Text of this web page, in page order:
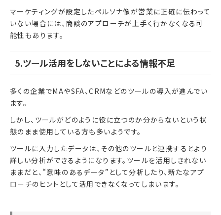
マーケティングが設定したペルソナ像が営業に正確に伝わって
いない場合には、商談のアプローチが上手く行かなくなる可
能性もあります。
5.ツール活用をしないことによる情報不足
多くの企業でMAやSFA、CRMなどのツールの導入が進んでい
ます。
しかし、ツールがどのように役に立つのか分からないという状
態のまま使用している方も多いようです。
ツールに入力したデータは、その他のツールと連携するとより
詳しい分析ができるようになります。ツールを活用しきれない
ままだと、“意味のあるデータ”として分析したり、新たなアプ
ローチのヒントとして活用できなくなってしまいます。